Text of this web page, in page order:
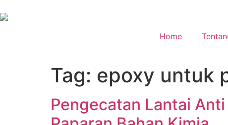
Home
Tag: epoxy untuk
Pengecatan Lantai